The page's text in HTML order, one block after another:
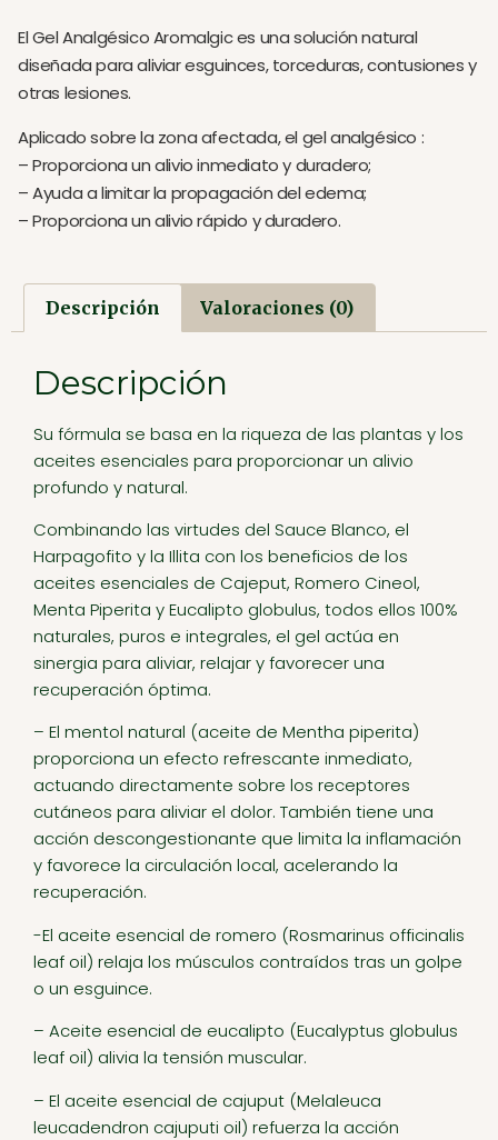
El Gel Analgésico Aromalgic es una solución natural
diseñada para aliviar esguinces, torceduras, contusiones y
otras lesiones.
Aplicado sobre la zona afectada, el gel analgésico :
– Proporciona un alivio inmediato y duradero;
– Ayuda a limitar la propagación del edema;
– Proporciona un alivio rápido y duradero.
Descripción Valoraciones (0)
Descripción
Su fórmula se basa en la riqueza de las plantas y los
aceites esenciales para proporcionar un alivio
profundo y natural.
Combinando las virtudes del Sauce Blanco, el
Harpagofito y la Illita con los beneficios de los
aceites esenciales de Cajeput, Romero Cineol,
Menta Piperita y Eucalipto globulus, todos ellos 100%
naturales, puros e integrales, el gel actúa en
sinergia para aliviar, relajar y favorecer una
recuperación óptima.
– El mentol natural (aceite de Mentha piperita)
proporciona un efecto refrescante inmediato,
actuando directamente sobre los receptores
cutáneos para aliviar el dolor. También tiene una
acción descongestionante que limita la inflamación
y favorece la circulación local, acelerando la
recuperación.
-El aceite esencial de romero (Rosmarinus officinalis
leaf oil) relaja los músculos contraídos tras un golpe
o un esguince.
– Aceite esencial de eucalipto (Eucalyptus globulus
leaf oil) alivia la tensión muscular.
– El aceite esencial de cajuput (Melaleuca
leucadendron cajuputi oil) refuerza la acción